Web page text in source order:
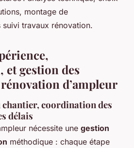
montage de
travaux rénovation.
et gestion des
d’ampleur
coordination des
délais
nécessite une gestion
méthodique : chaque étape